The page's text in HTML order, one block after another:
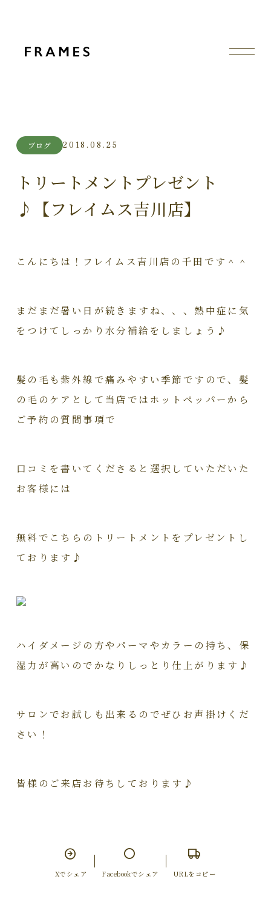
ブログ 2018.08.25
トリートメントプレゼント
♪【フレイムス吉川店】
こんにちは！フレイムス吉川店の千田です＾＾
まだまだ暑い日が続きますね、、、熱中症に気
をつけてしっかり水分補給をしましょう♪
髪の毛も紫外線で痛みやすい季節ですので、髪
の毛のケアとして当店ではホットペッパーから
ご予約の質問事項で
口コミを書いてくださると選択していただいた
お客様には
無料でこちらのトリートメントをプレゼントし
ております♪
ハイダメージの方やパーマやカラーの持ち、保
湿力が高いのでかなりしっとり仕上がります♪
サロンでお試しも出来るのでぜひお声掛けくだ
さい！
皆様のご来店お待ちしております♪
Xでシェア Facebookでシェア URLをコピー